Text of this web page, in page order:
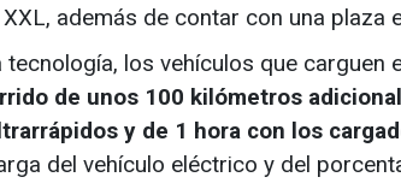
además de contar con una
tecnología, los vehículos que
de unos 100 kilómetros
y de 1 hora con los
del vehículo eléctrico y del